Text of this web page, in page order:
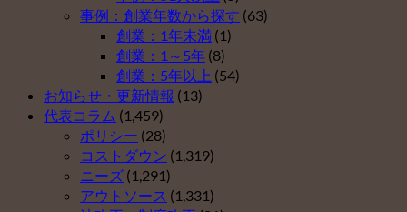
の
３）
は
ス
ト
５
（そ
の
２）
は
事例：創業年数から探す (63)
創業：1年未満 (1)
創業：1～5年 (8)
創業：5年以上 (54)
お知らせ・更新情報 (13)
代表コラム (1,459)
ポリシー (28)
コストダウン (1,319)
ニーズ (1,291)
アウトソース (1,331)